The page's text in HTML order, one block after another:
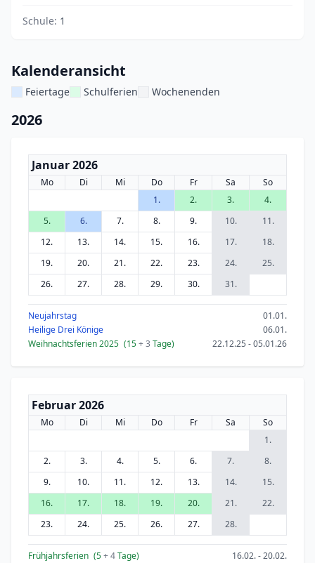
Schule: 1
Kalenderansicht
Feiertage Schulferien Wochenenden
2026
Januar 2026
Mo Di Mi Do Fr Sa
So
1.
2. 3.
4.
5.
6. 7. 8. 9. 10.
11.
12.
13. 14. 15. 16. 17.
18.
19.
20. 21. 22. 23. 24.
25.
26.
27. 28. 29. 30. 31.
Neujahrstag
01.01.
Heilige Drei Könige
06.01.
Weihnachtsferien 2025 (15+ 3 Tage) 22.12.25 - 05.01.26
Februar 2026
Mo Di Mi Do Fr Sa
So
1.
2.
3. 4. 5. 6. 7.
8.
9.
10. 11. 12. 13. 14.
15.
16.
17. 18. 19. 20. 21.
22.
23.
24. 25. 26. 27. 28.
Frühjahrsferien (5+ 4Tage) 16.02. - 20.02.